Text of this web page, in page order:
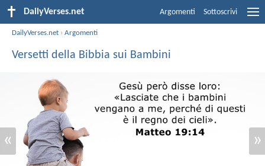
DailyVerses.net Argomenti Sottoscrivi
DailyVerses.net ›Argomenti
Versetti della Bibbia sui Bambini
« »